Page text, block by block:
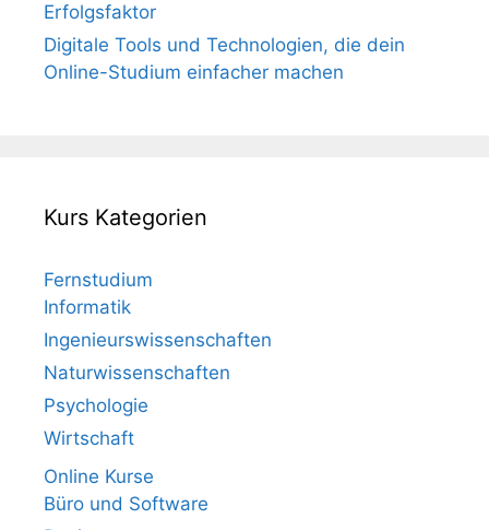
Erfolgsfaktor
Digitale Tools und Technologien, die dein
Online-Studium einfacher machen
Kurs Kategorien
Fernstudium
Informatik
Ingenieurswissenschaften
Naturwissenschaften
Psychologie
Wirtschaft
Online Kurse
Büro und Software